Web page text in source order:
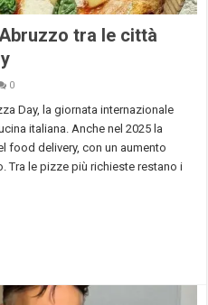
tra le città
0
Day, la giornata internazionale
italiana. Anche nel 2025 la
food delivery, con un aumento
Tra le pizze più richieste restano i